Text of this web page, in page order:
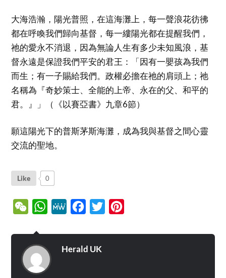
大海浩瀚，陽光普照，在這海灘上，每一聲浪花彷彿
都在呼喚我們歸向基督，每一縷陽光都在提醒我們，
祂的愛永不消退，因為無論人生有多少未知風浪，基
督永遠是保證我們平安的君王：「因有一嬰孩為我們
而生；有一子賜給我們。政權必擔在祂的肩頭上；祂
名稱為『奇妙策士、全能的上帝、永在的父、和平的
君。』」（《以賽亞書》九章6節）
願這陽光下的普斯茅斯海灘，成為我與基督之間心靈
交流的聖地。
Like 0
WeChatWhatsApp
MeWe Facebook
Twitter
Herald UK